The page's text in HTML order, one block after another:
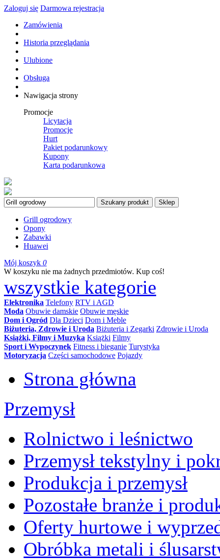
Zaloguj się Darmowa rejestracja
Zamówienia
Historia przeglądania
Ulubione
Obsługa
Nawigacja strony
Promocje
Licytacja
Promocje
Hurt
Pakiet podarunkowy
Kupony
Karta podarunkowa
Szukany produkt Sklep
Grill ogrodowy
Opony
Zabawki
Huawei
Mój koszyk 0
W koszyku nie ma żadnych przedmiotów. Kup coś!
wszystkie kategorie
Elektronika Telefony RTV i AGD
Moda Obuwie damskie Obuwie męskie
Dom i Ogród Dla Dzieci Dom i Meble
Biżuteria, Zdrowie i Uroda Biżuteria i Zegarki Zdrowie i Uroda
Książki, Filmy i Muzyka Książki Filmy
Sport i Wypoczynek Fitness i bieganie Turystyka
Motoryzacja Części samochodowe Pojazdy
Strona główna
Przemysł
Rolnictwo i leśnictwo
Przemysł tekstylny i
Produkcja i przemysł
Pozostałe branże i
Oferty hurtowe i
Obróbka metali i